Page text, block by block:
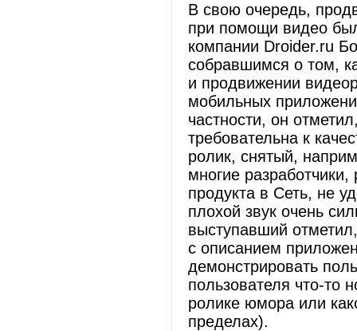
В свою очередь,
при помощи видео
компании Droider.ru
собравшимся о том,
и продвижении
мобильных
частности, он
требовательна к
ролик, снятый,
многие
продукта в Сеть, не
плохой звук очень
выступавший
с описанием
демонстрировать
пользователя что-то
ролике юмора или
пределах).